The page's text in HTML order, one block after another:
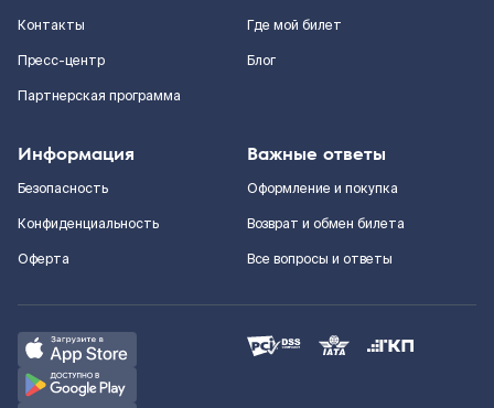
Контакты
Пресс-центр
Партнерская программа
Где мой билет
Блог
Информация
Безопасность
Конфиденциальность
Оферта
Важные ответы
Оформление и покупка
Возврат и обмен билета
Все вопросы и ответы